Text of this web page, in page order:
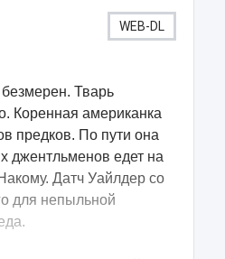
WEB-DL
Тварь
Коренная американка
предков. По пути она
джентльменов едет на
Датч Уайлдер со
для непыльной